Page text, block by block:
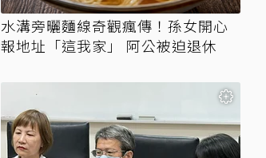
水溝旁曬麵線奇觀瘋傳！孫女開心
報地址「這我家」 阿公被迫退休